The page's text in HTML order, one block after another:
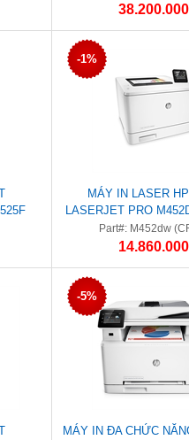
-1%
MÁY IN LASER
LASERJET PRO
Part#: M452dw
-5%
MÁY IN ĐA CHỨC